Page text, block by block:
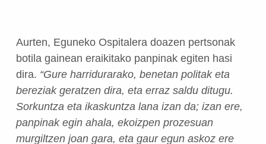
Aurten, Eguneko Ospitalera doazen pertsonak
botila gainean eraikitako panpinak egiten hasi
dira. “Gure harridurarako, benetan politak eta
bereziak geratzen dira, eta erraz saldu ditugu.
Sorkuntza eta ikaskuntza lana izan da; izan ere,
panpinak egin ahala, ekoizpen prozesuan
murgiltzen joan gara, eta gaur egun askoz ere